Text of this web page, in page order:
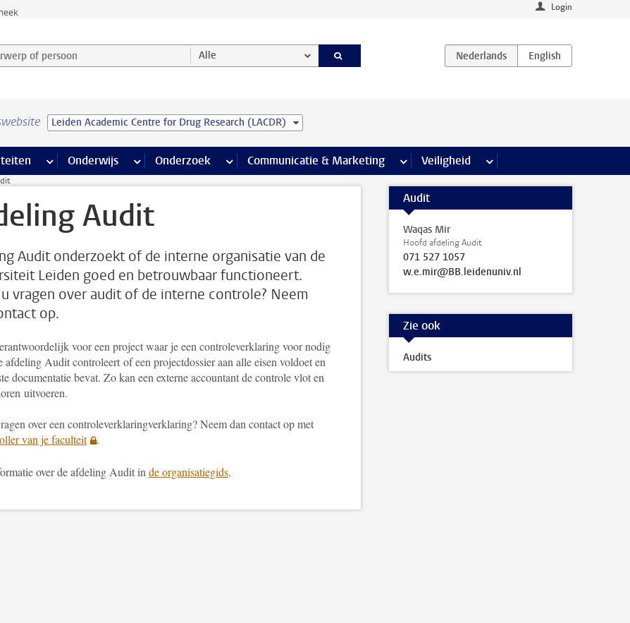
Login
of persoon en selecteer categorie Alle
Leiden Academic Centre for Drug Research (LACDR)
meer Faciliteiten pagina’s
Onderwijs meer Onderwijs pagina’s
Onderzoek meer Onderzoek pagina’s
Communicatie & Marketing meer Communicatie & Marketing pagina’s
Veiligheid meer Veiligheid pagina’s
Audit
Audit onderzoekt of de interne organisatie van de
Leiden goed en betrouwbaar functioneert.
vragen over audit of de interne controle? Neem
op.
voor een project waar je een controleverklaring voor nodig
afdeling Audit controleert of een projectdossier aan alle eisen voldoet en
documentatie bevat. Zo kan een externe accountant de controle vlot en
uitvoeren.
over een controleverklaringverklaring? Neem dan contact op met
van je faculteit .
over de afdeling Audit inde organisatiegids.
Audit
Waqas Mir
Hoofd afdeling Audit
071 527 1057
w.e.mir@BB.leidenuniv.nl
Zie ook
Audits